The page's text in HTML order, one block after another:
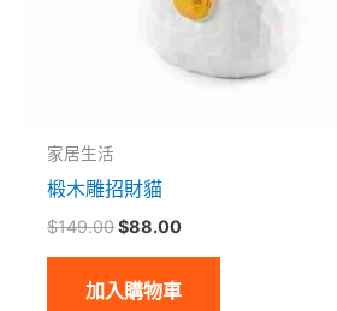
家居生活
椴木雕招財貓
$149.00$88.00
加入購物車